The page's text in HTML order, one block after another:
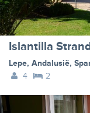
Islantilla
Lepe, Andalusië,
4
2